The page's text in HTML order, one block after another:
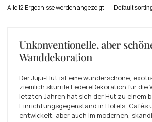
Alle 12 Ergebnisse werden angezeigt
Unkonventionelle, aber
Wanddekoration
Der Juju-Hut ist eine wunderschöne,
ziemlich skurrile FedereDekoration für die
letzten Jahren hat sich der Hut zu einem
Einrichtungsgegenstand in Hotels, Cafés
entwickelt, aber auch im modernen,